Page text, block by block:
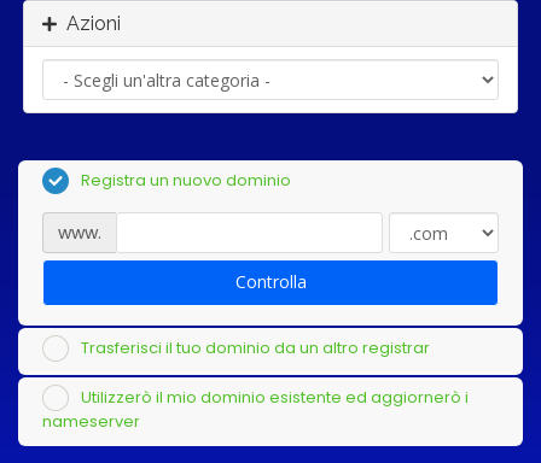
Azioni
Registra un nuovo dominio
www.
Controlla
Trasferisci il tuo dominio da un altro registrar
Utilizzerò il mio dominio esistente ed aggiornerò i
nameserver